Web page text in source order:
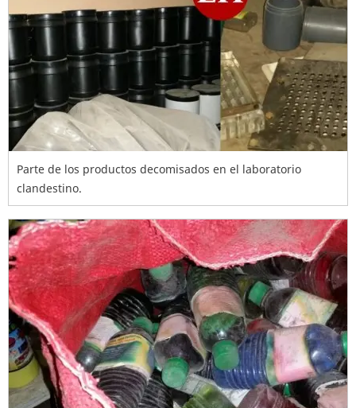
Parte de los productos decomisados en el laboratorio
clandestino.